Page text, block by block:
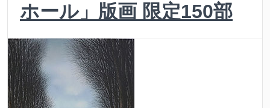
ホール」版画 限定150部